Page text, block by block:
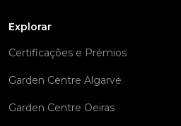
Explorar
Certificações e Prémios
Garden Centre Algarve
Garden Centre Oeiras